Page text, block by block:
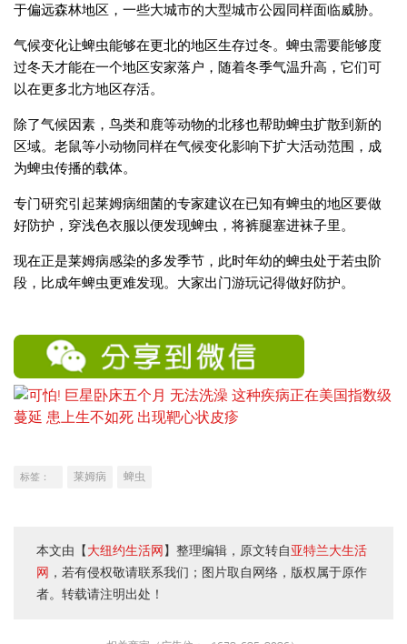
于偏远森林地区，一些大城市的大型城市公园同样面临威胁。
气候变化让蜱虫能够在更北的地区生存过冬。蜱虫需要能够度
过冬天才能在一个地区安家落户，随着冬季气温升高，它们可
以在更多北方地区存活。
除了气候因素，鸟类和鹿等动物的北移也帮助蜱虫扩散到新的
区域。老鼠等小动物同样在气候变化影响下扩大活动范围，成
为蜱虫传播的载体。
专门研究引起莱姆病细菌的专家建议在已知有蜱虫的地区要做
好防护，穿浅色衣服以便发现蜱虫，将裤腿塞进袜子里。
现在正是莱姆病感染的多发季节，此时年幼的蜱虫处于若虫阶
段，比成年蜱虫更难发现。大家出门游玩记得做好防护。
标签： 莱姆病 蜱虫
本文由【 大纽约生活网 】整理编辑，原文转自 亚特兰大生活
网 ，若有侵权敬请联系我们；图片取自网络，版权属于原作
者。转载请注明出处！